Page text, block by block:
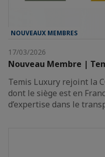
NOUVEAUX MEMBRES
17/03/2026
Nouveau Membre |
Temis Luxury rejoint la
dont le siège est en
d’expertise dans le